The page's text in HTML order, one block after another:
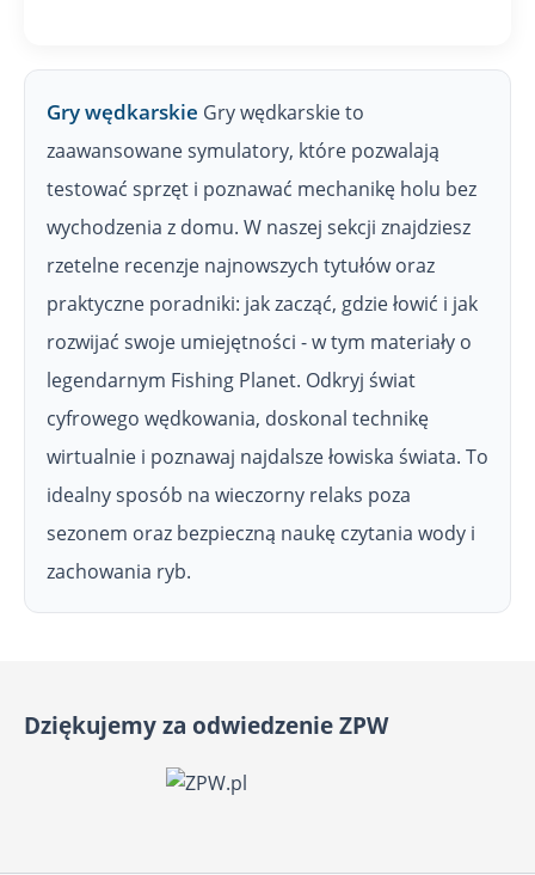
Gry wędkarskie Gry wędkarskie to
zaawansowane symulatory, które pozwalają
testować sprzęt i poznawać mechanikę holu bez
wychodzenia z domu. W naszej sekcji znajdziesz
rzetelne recenzje najnowszych tytułów oraz
praktyczne poradniki: jak zacząć, gdzie łowić i jak
rozwijać swoje umiejętności - w tym materiały o
legendarnym Fishing Planet. Odkryj świat
cyfrowego wędkowania, doskonal technikę
wirtualnie i poznawaj najdalsze łowiska świata. To
idealny sposób na wieczorny relaks poza
sezonem oraz bezpieczną naukę czytania wody i
zachowania ryb.
Dziękujemy za odwiedzenie ZPW